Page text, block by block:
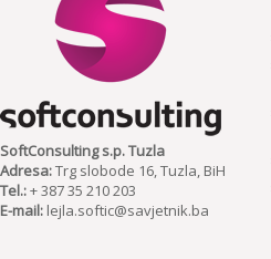
SoftConsulting s.p. Tuzla
Adresa:Trg slobode 16, Tuzla, BiH
Tel.:+ 387 35 210 203
E-mail: lejla.softic@savjetnik.ba